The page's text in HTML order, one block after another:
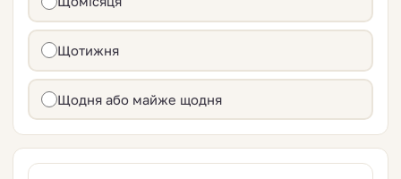
Щотижня
Щодня або майже щодня